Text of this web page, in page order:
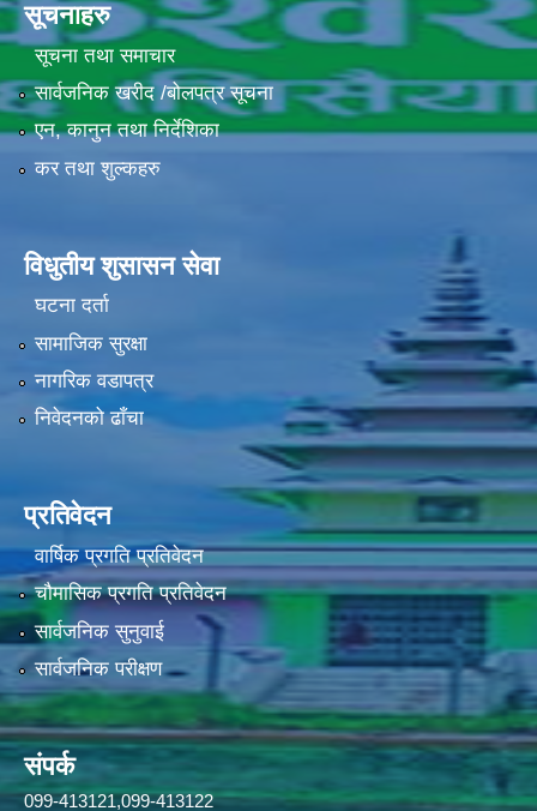
सूचनाहरु
सूचना तथा समाचार
सार्वजनिक खरीद /बोलपत्र सूचना
एन, कानुन तथा निर्देशिका
कर तथा शुल्कहरु
विधुतीय शुसासन सेवा
घटना दर्ता
सामाजिक सुरक्षा
नागरिक वडापत्र
निवेदनको ढाँचा
प्रतिवेदन
वार्षिक प्रगति प्रतिवेदन
चौमासिक प्रगति प्रतिवेदन
सार्वजनिक सुनुवाई
सार्वजनिक परीक्षण
संपर्क
099-413121,099-413122